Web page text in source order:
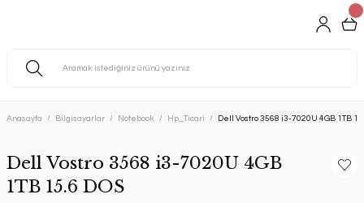
Anasayfa Bilgisayarlar Notebook Hp_Ticari Dell Vostro 3568 i3-7020U 4GB 1TB
Dell Vostro 3568 i3-7020U 4GB
1TB 15.6 DOS